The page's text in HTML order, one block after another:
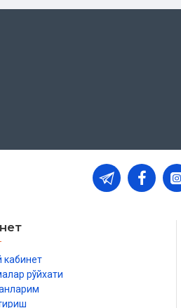
кабинет
рўйхати